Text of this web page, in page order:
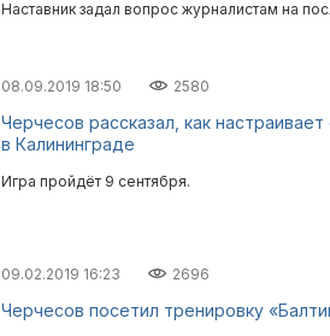
Наставник задал вопрос журналистам на
08.09.2019 18:50 2580
Черчесов рассказал, как
в Калининграде
Игра пройдёт 9 сентября.
09.02.2019 16:23 2696
Черчесов посетил тренировку